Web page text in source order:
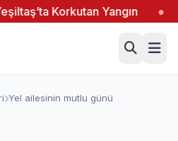
Korkutan Yangın ●
Yel ailesinin mutlu günü